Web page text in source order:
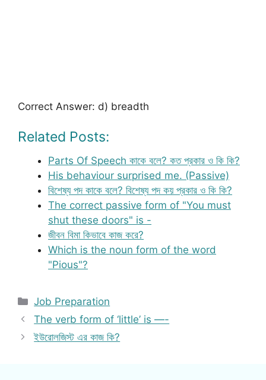
Correct Answer: d) breadth
Related Posts:
Parts Of Speech কাকে বলে? কত প্রকার ও কি কি?
His behaviour surprised me. (Passive)
বিশেষ্য পদ কাকে বলে? বিশেষ্য পদ কয় প্রকার ও কি কি?
The correct passive form of "You must
shut these doors" is -
জীবন বিমা কিভাবে কাজ করে?
Which is the noun form of the word
"Pious"?
Categories
Job Preparation
The verb form of ‘little’ is —-
ইউরোলজিস্ট এর কাজ কি?